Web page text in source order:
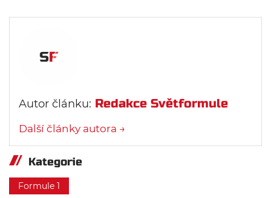
Autor článku: Redakce Světformule
Další články autora →
Kategorie
Formule 1